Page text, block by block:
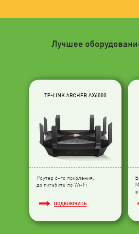
Лучшее
TP-LINK ARCHER AX6000
Роутер 6-го поколения:
до гигабита по Wi-Fi
ПОДКЛЮЧИТЬ